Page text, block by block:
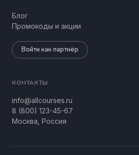
Блог
Промокоды и акции
Войти как партнёр
КОНТАКТЫ
info@allcourses.ru
8 (800) 123-45-67
Москва, Россия